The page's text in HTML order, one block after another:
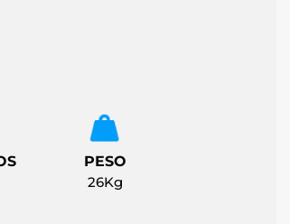
PESO
26Kg